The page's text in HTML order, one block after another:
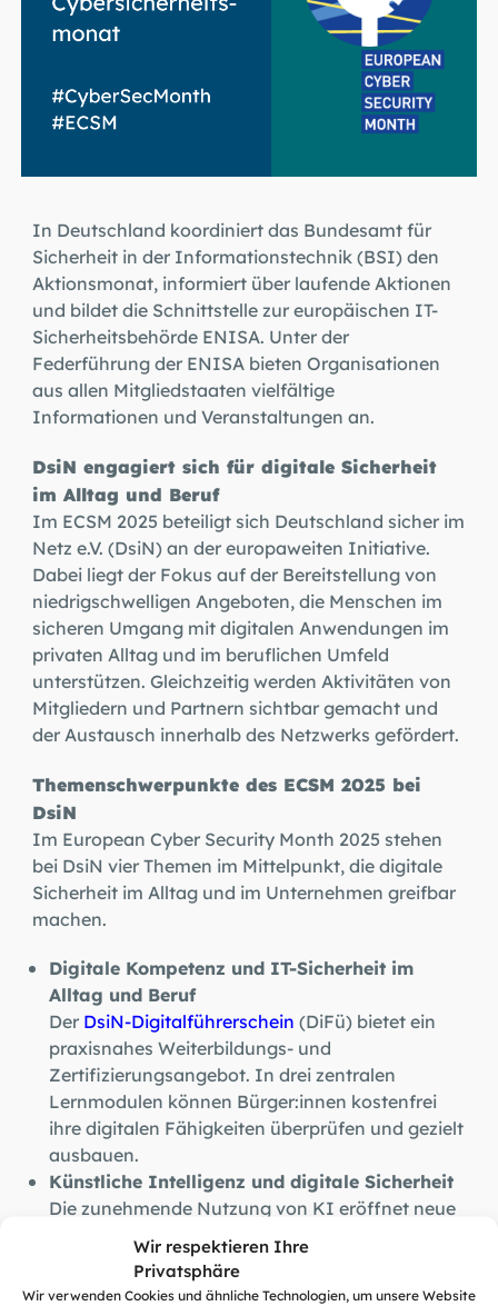
Wir respektieren Ihre
Privatsphäre
Wir verwenden Cookies und ähnliche Technologien, um unsere Website
In Deutschland koordiniert das Bundesamt für
Sicherheit in der Informationstechnik (BSI) den
Aktionsmonat, informiert über laufende Aktionen
und bildet die Schnittstelle zur europäischen IT-
Sicherheitsbehörde ENISA. Unter der
Federführung der ENISA bieten Organisationen
aus allen Mitgliedstaaten vielfältige
Informationen und Veranstaltungen an.
DsiN engagiert sich für digitale Sicherheit
im Alltag und Beruf
Im ECSM 2025 beteiligt sich Deutschland sicher im
Netz e.V. (DsiN) an der europaweiten Initiative.
Dabei liegt der Fokus auf der Bereitstellung von
niedrigschwelligen Angeboten, die Menschen im
sicheren Umgang mit digitalen Anwendungen im
privaten Alltag und im beruflichen Umfeld
unterstützen.Gleichzeitig werden Aktivitäten von
Mitgliedern und Partnern sichtbar gemacht und
der Austausch innerhalb des Netzwerks gefördert.
Themenschwerpunkte des ECSM 2025 bei
DsiN
Im European Cyber Security Month 2025 stehen
bei DsiN vier Themen im Mittelpunkt, die digitale
Sicherheit im Alltag und im Unternehmen greifbar
machen.
Digitale Kompetenz und IT-Sicherheit im
Alltag und Beruf
Der DsiN-Digitalführerschein (DiFü) bietet ein
praxisnahes Weiterbildungs- und
Zertifizierungsangebot. In drei zentralen
Lernmodulen können Bürger:innen kostenfrei
ihre digitalen Fähigkeiten überprüfen und gezielt
ausbauen.
Künstliche Intelligenz und digitale Sicherheit
Die zunehmende Nutzung von KI eröffnet neue
Möglichkeiten, bringt aber auch Risiken mit sich.
DsiN informiert auf Website und Social Media
über gesetzliche Rahmenbedingungen wie den